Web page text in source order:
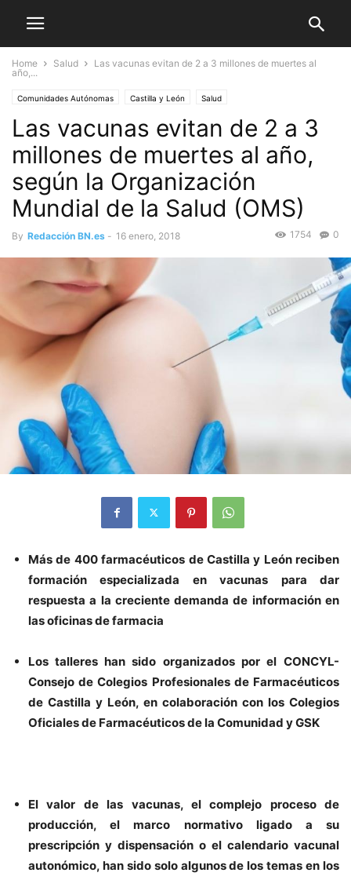
Home Salud
Las vacunas evitan de 2 a 3 millones de muertes al
año,...
Comunidades Autónomas Castilla y León Salud
Las vacunas evitan de 2 a 3
millones de muertes al año,
según la Organización
Mundial de la Salud (OMS)
By Redacción BN.es - 16 enero, 2018 0
1754
Más de 400 farmacéuticos de Castilla y León reciben
formación especializada en vacunas para dar
respuesta a la creciente demanda de información en
las oficinas de farmacia
Los talleres han sido organizados por el CONCYL-
Consejo de Colegios Profesionales de Farmacéuticos
de Castilla y León, en colaboración con los Colegios
Oficiales de Farmacéuticos de la Comunidad y GSK
El valor de las vacunas, el complejo proceso de
producción, el marco normativo ligado a su
prescripción y dispensación o el calendario vacunal
autonómico, han sido solo algunos de los temas en los